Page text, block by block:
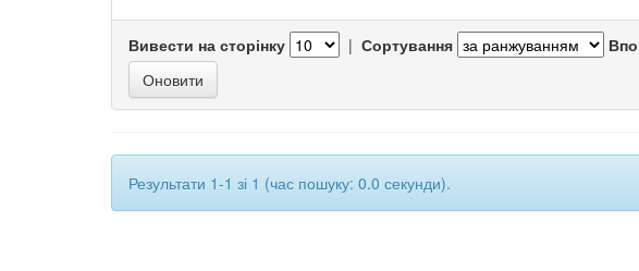
Вивести на сторінку | Сортування
Результати 1-1 зі 1 (час пошуку: 0.0 секунди).